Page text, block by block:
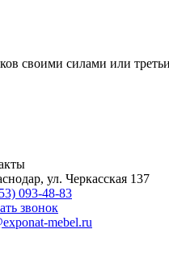
своими силами или
ул. Черкасская 137
093-48-83
звонок
mebel.ru